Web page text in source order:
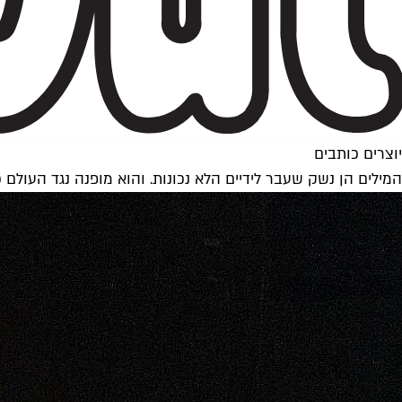
יוצרים כותבים
המילים הן נשק שעבר לידיים הלא נכונות. והוא מופנה נגד העולם